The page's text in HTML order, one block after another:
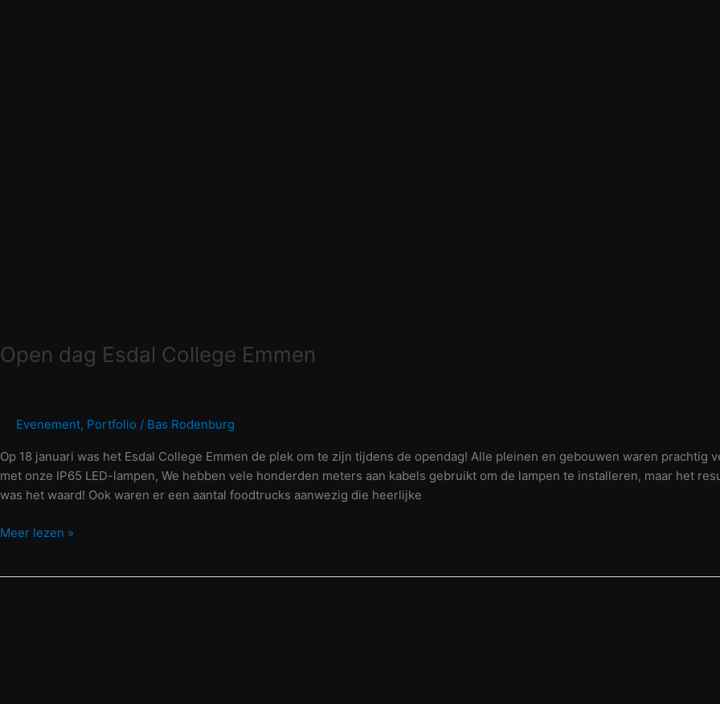
Open dag Esdal College Emmen
Evenement, Portfolio / Bas Rodenburg
Op 18 januari was het Esdal College Emmen de plek om te zijn tijdens de opendag! Alle pleinen en gebouwen waren prachtig
met onze IP65 LED-lampen, We hebben vele honderden meters aan kabels gebruikt om de lampen te installeren, maar het
was het waard! Ook waren er een aantal foodtrucks aanwezig die heerlijke
Meer lezen »